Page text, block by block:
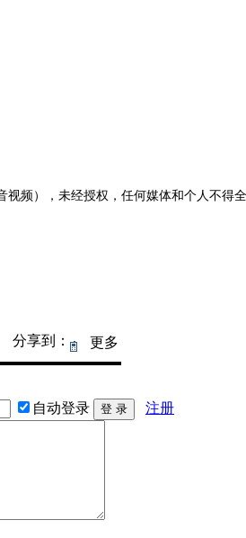
频），未经授权，任何媒体和个人不
分享到： 更多
自动登录 注册